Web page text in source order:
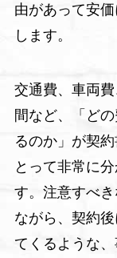
由があって安
します。
交通費、車両
間など、「ど
るのか」が契
とって非常に
す。注意すべ
ながら、契約
てくるような